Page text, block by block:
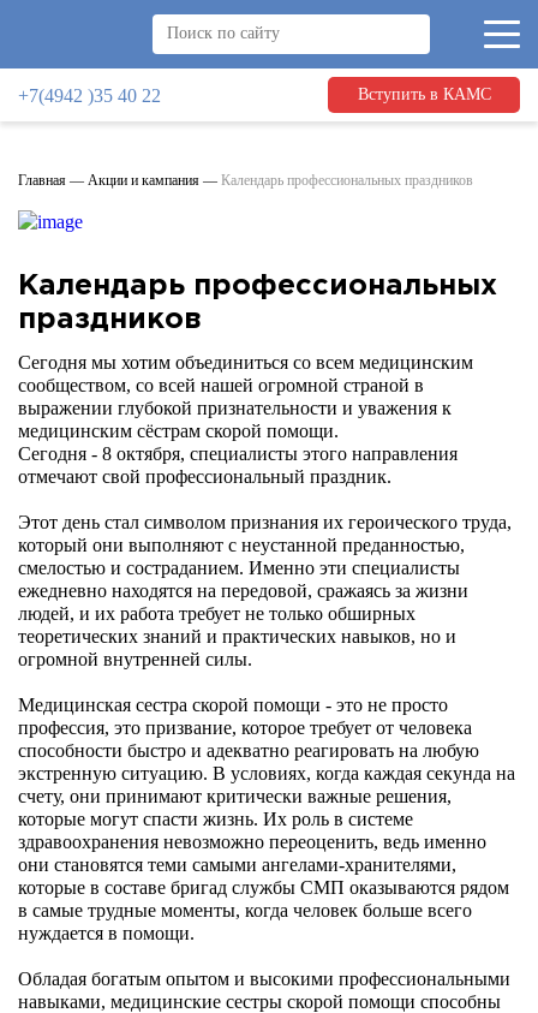
+7(4942 )35 40 22 Вступить в КАМС
Главная — Акции и кампания — Календарь профессиональных праздников
Календарь профессиональных
праздников
Сегодня мы хотим объединиться со всем медицинским
сообществом, со всей нашей огромной страной в
выражении глубокой признательности и уважения к
медицинским сёстрам скорой помощи.
Сегодня - 8 октября, специалисты этого направления
отмечают свой профессиональный праздник.
Этот день стал символом признания их героического труда,
который они выполняют с неустанной преданностью,
смелостью и состраданием. Именно эти специалисты
ежедневно находятся на передовой, сражаясь за жизни
людей, и их работа требует не только обширных
теоретических знаний и практических навыков, но и
огромной внутренней силы.
Медицинская сестра скорой помощи - это не просто
профессия, это призвание, которое требует от человека
способности быстро и адекватно реагировать на любую
экстренную ситуацию. В условиях, когда каждая секунда на
счету, они принимают критически важные решения,
которые могут спасти жизнь. Их роль в системе
здравоохранения невозможно переоценить, ведь именно
они становятся теми самыми ангелами-хранителями,
которые в составе бригад службы СМП оказываются рядом
в самые трудные моменты, когда человек больше всего
нуждается в помощи.
Обладая богатым опытом и высокими профессиональными
навыками, медицинские сестры скорой помощи способны